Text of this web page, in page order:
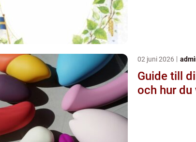
02 juni 2026
Guide till dildo
och hur